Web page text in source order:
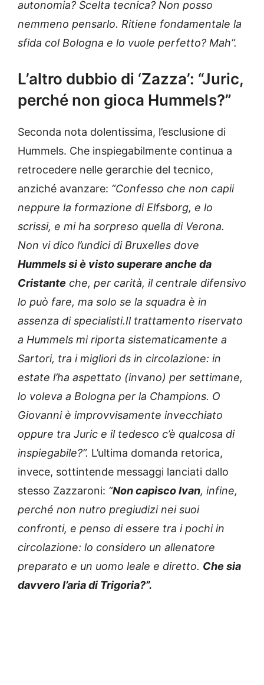
autonomia? Scelta tecnica? Non posso
nemmeno pensarlo. Ritiene fondamentale la
sfida col Bologna e lo vuole perfetto? Mah”.
L’altro dubbio di ‘Zazza’: “Juric,
perché non gioca Hummels?”
Seconda nota dolentissima, l’esclusione di
Hummels. Che inspiegabilmente continua a
retrocedere nelle gerarchie del tecnico,
anziché avanzare: “Confesso che non capii
neppure la formazione di Elfsborg, e lo
scrissi, e mi ha sorpreso quella di Verona.
Non vi dico l’undici di Bruxelles dove
Hummels si è visto superare anche da
Cristante che, per carità, il centrale difensivo
lo può fare, ma solo se la squadra è in
assenza di specialisti.Il trattamento riservato
a Hummels mi riporta sistematicamente a
Sartori, tra i migliori ds in circolazione: in
estate l’ha aspettato (invano) per settimane,
lo voleva a Bologna per la Champions. O
Giovanni è improvvisamente invecchiato
oppure tra Juric e il tedesco c’è qualcosa di
inspiegabile?”. L’ultima domanda retorica,
invece, sottintende messaggi lanciati dallo
stesso Zazzaroni: “Non capisco Ivan, infine,
perché non nutro pregiudizi nei suoi
confronti, e penso di essere tra i pochi in
circolazione: lo considero un allenatore
preparato e un uomo leale e diretto. Che sia
davvero l’aria di Trigoria?”.